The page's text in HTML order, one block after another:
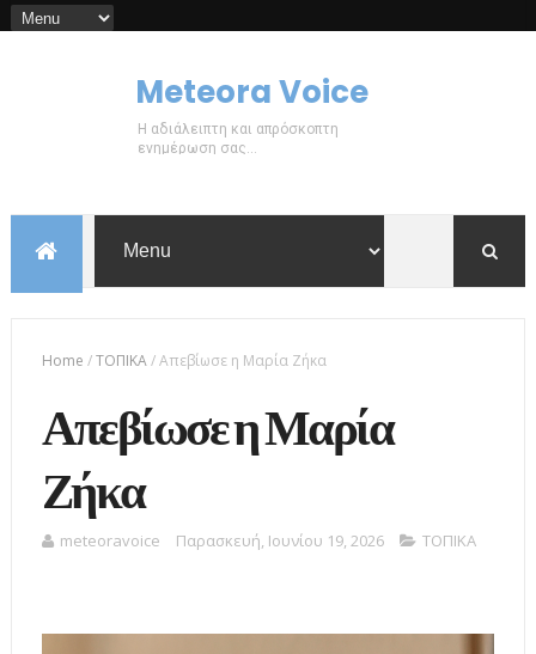
Meteora Voice
Η αδιάλειπτη και απρόσκοπτη
ενημέρωση σας...
Home /ΤΟΠΙΚΑ/Απεβίωσε η Μαρία Ζήκα
Απεβίωσε η Μαρία
Ζήκα
meteoravoice Παρασκευή, Ιουνίου 19, 2026 ΤΟΠΙΚΑ